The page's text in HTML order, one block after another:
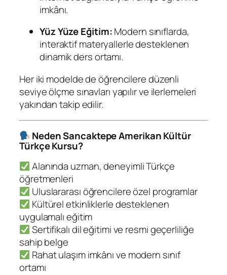
imkânı.
Yüz Yüze Eğitim:Modern sınıflarda,
interaktif materyallerle desteklenen
dinamik ders ortamı.
Her iki modelde de öğrencilere düzenli
seviye ölçme sınavları yapılır ve ilerlemeleri
yakından takip edilir.
Neden Sancaktepe Amerikan Kültür
Türkçe Kursu?
Alanında uzman, deneyimli Türkçe
öğretmenleri
Uluslararası öğrencilere özel programlar
Kültürel etkinliklerle desteklenen
uygulamalı eğitim
Sertifikalı dil eğitimi ve resmi geçerliliğe
sahip belge
Rahat ulaşım imkânı ve modern sınıf
ortamı